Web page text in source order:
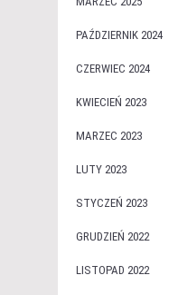
PAŹDZIERNIK 2024
CZERWIEC 2024
KWIECIEŃ 2023
MARZEC 2023
LUTY 2023
STYCZEŃ 2023
GRUDZIEŃ 2022
LISTOPAD 2022